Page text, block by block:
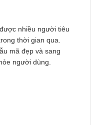
nhiều người tiêu
thời gian qua.
mã đẹp và sang
người dùng.